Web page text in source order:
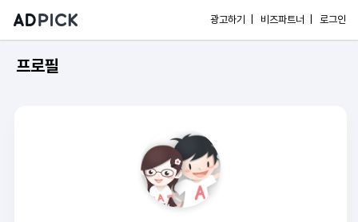
광고하기 | 비즈파트너 | 로그인
프로필